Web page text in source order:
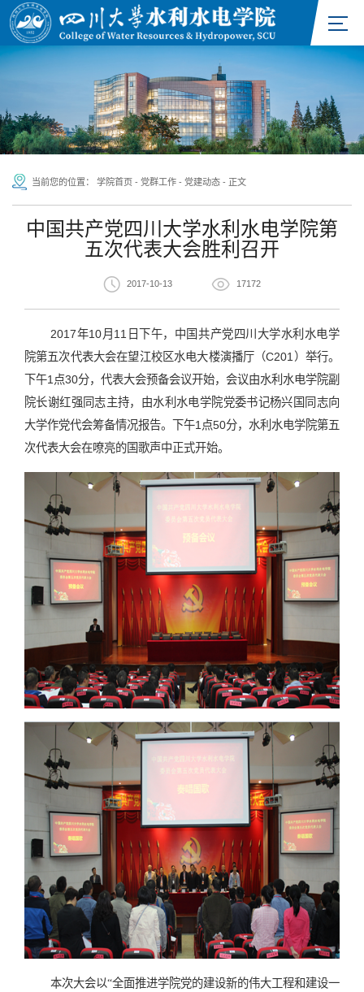
当前您的位置： 学院首页 - 党群工作 - 党建动态 - 正文
中国共产党四川大学水利水电学院第
五次代表大会胜利召开
2017-10-13 17172
2017年10月11日下午，中国共产党四川大学水利水电学
院第五次代表大会在望江校区水电大楼演播厅（C201）举行。
下午1点30分，代表大会预备会议开始，会议由水利水电学院副
院长谢红强同志主持，由水利水电学院党委书记杨兴国同志向
大学作党代会筹备情况报告。下午1点50分，水利水电学院第五
次代表大会在嘹亮的国歌声中正式开始。
本次大会以“全面推进学院党的建设新的伟大工程和建设一